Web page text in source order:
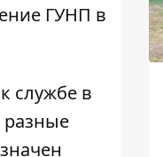
ГУНП в
службе в
разные